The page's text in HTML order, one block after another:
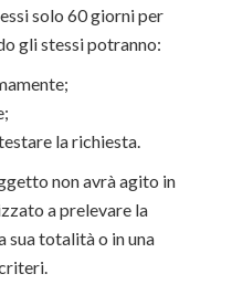
solo 60 giorni per
gli stessi potranno:
la richiesta.
non avrà agito in
a prelevare la
sua totalità o in una